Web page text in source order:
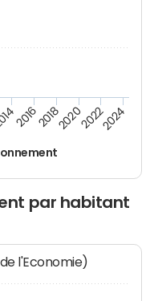
20162018202020222024
par habitant
l'Economie)